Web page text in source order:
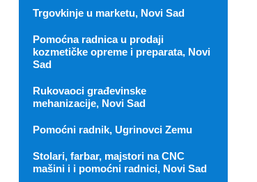
Trgovkinje u marketu, Novi Sad
Pomoćna radnica u prodaji
kozmetičke opreme i preparata, Novi
Sad
Rukovaoci građevinske
mehanizacije, Novi Sad
Pomoćni radnik, Ugrinovci Zemu
Stolari, farbar, majstori na CNC
mašini i i pomoćni radnici, Novi Sad